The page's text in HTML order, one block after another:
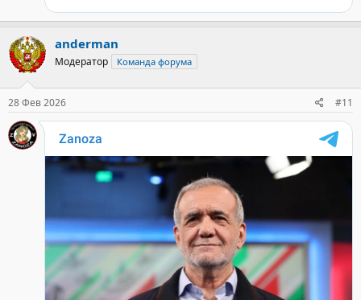
anderman
Модератор Команда форума
28 Фев 2026 #11